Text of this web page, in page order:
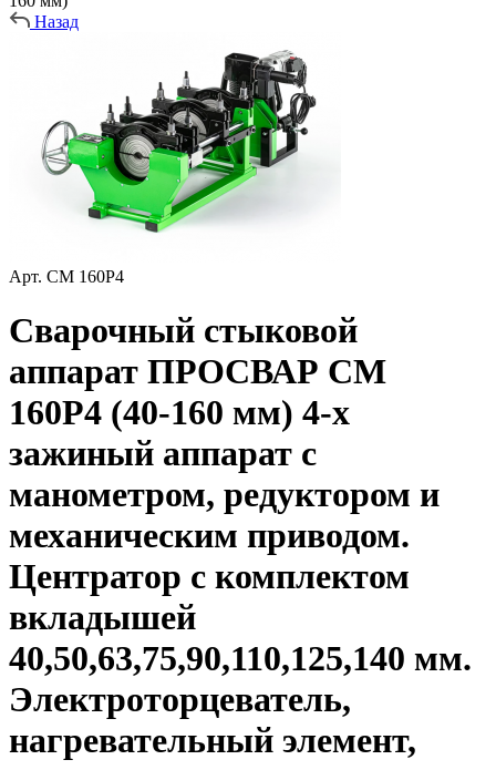
Назад
Арт. СМ 160Р4
Сварочный стыковой
аппарат ПРОСВАР СМ
160Р4 (40-160 мм) 4-х
зажиный аппарат с
манометром, редуктором и
механическим приводом.
Центратор с комплектом
вкладышей
40,50,63,75,90,110,125,140 мм.
Электроторцеватель,
нагревательный элемент,